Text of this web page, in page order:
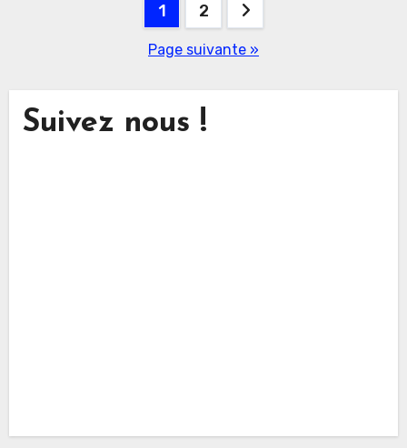
1 2
Page suivante »
Suivez nous !